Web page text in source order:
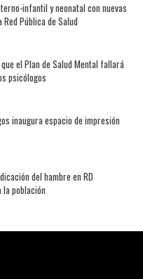
infantil y neonatal con nuevas
Pública de Salud
el Plan de Salud Mental fallará
psicólogos
inaugura espacio de impresión
del hambre en RD
población